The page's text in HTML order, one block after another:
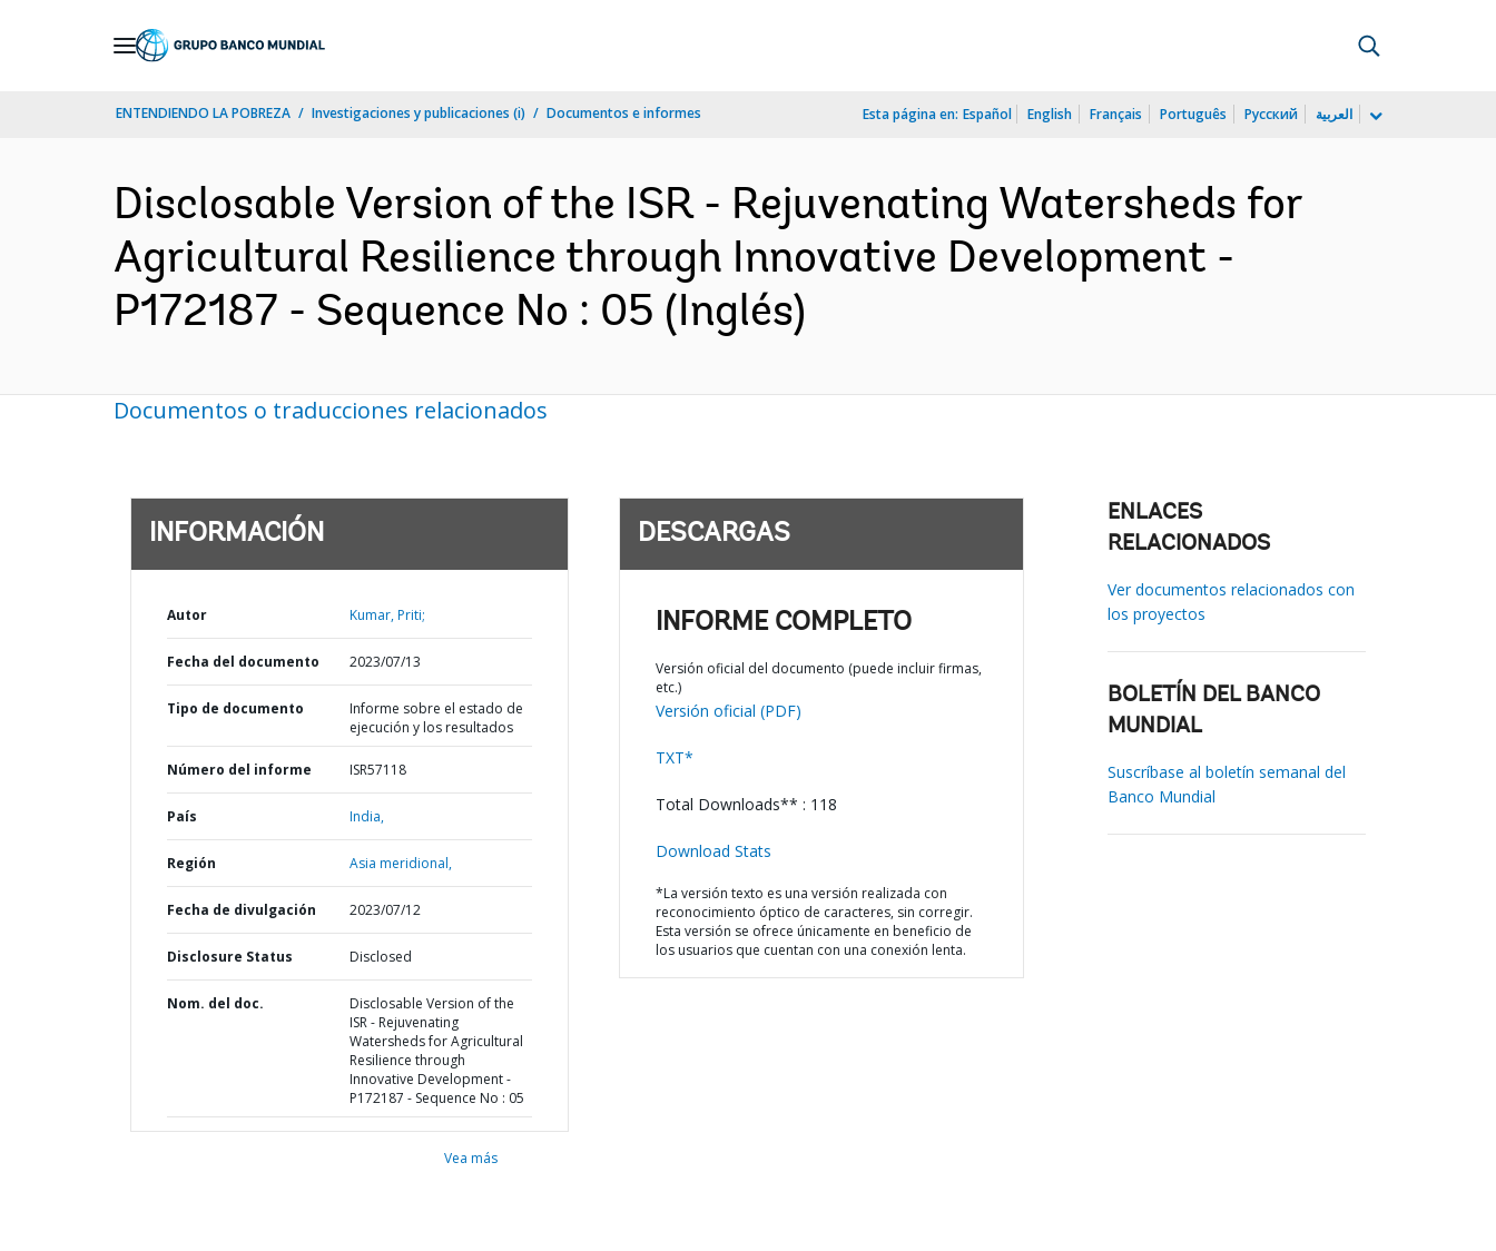
ENTENDIENDO LA POBREZA Investigaciones y publicaciones (i) Documentos e informes Esta página en: Español English Français Português Русский العربية
Disclosable Version of the ISR - Rejuvenating Watersheds for
Agricultural Resilience through Innovative Development -
P172187 - Sequence No : 05 (Inglés)
Documentos o traducciones relacionados
INFORMACIÓN
Autor Kumar, Priti;
Fecha del documento 2023/07/13
Tipo de documento
Informe sobre el estado de
ejecución y los resultados
Número del informe ISR57118
País India,
Región Asia meridional,
Fecha de divulgación 2023/07/12
Disclosure Status Disclosed
Nom. del doc.
Disclosable Version of the
ISR - Rejuvenating
Watersheds for Agricultural
Resilience through
Innovative Development -
P172187 - Sequence No : 05
Vea más
DESCARGAS
INFORME COMPLETO
Versión oficial del documento (puede incluir firmas,
etc.)
Versión oficial (PDF)
TXT*
Total Downloads** : 118
Download Stats
*La versión texto es una versión realizada con
reconocimiento óptico de caracteres, sin corregir.
Esta versión se ofrece únicamente en beneficio de
los usuarios que cuentan con una conexión lenta.
ENLACES
RELACIONADOS
Ver documentos relacionados con
los proyectos
BOLETÍN DEL BANCO
MUNDIAL
Suscríbase al boletín semanal del
Banco Mundial